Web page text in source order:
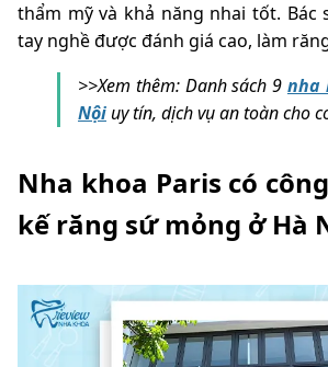
thẩm mỹ và khả năng nhai tốt. Bác
tay nghề được đánh giá cao, làm
>>Xem thêm: Danh sách 9 nha
Nộiuy tín, dịch vụ an toàn cho
Nha khoa Paris có
kế răng sứ mỏng ở Hà